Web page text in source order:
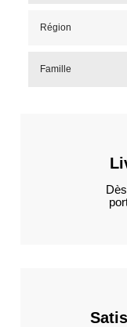
Région
Famille